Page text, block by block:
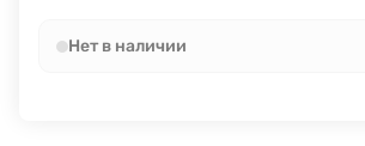
Нет в наличии